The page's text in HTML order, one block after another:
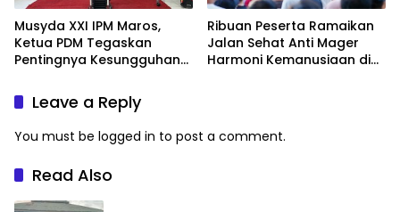
Musyda XXI IPM Maros,
Ketua PDM Tegaskan
Pentingnya Kesungguhan
Ribuan Peserta Ramaikan
Jalan Sehat Anti Mager
Harmoni Kemanusiaan di
Leave a Reply
You must be logged in to post a comment.
Read Also